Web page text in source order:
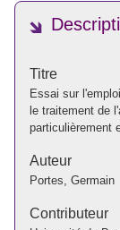
Titre
Essai sur
le traitement de
particulièrement
Auteur
Portes, Germain
Contributeur